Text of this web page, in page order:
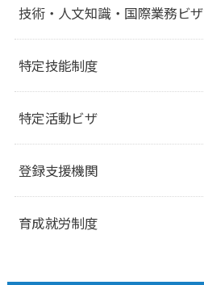
技術・人文知識・国際業務ビザ
特定技能制度
特定活動ビザ
登録支援機関
育成就労制度